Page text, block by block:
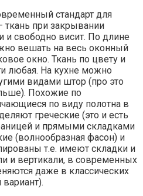
стандарт для
ткань при закрывании
и свободно висит. По длине
вешать на весь оконный
окно. Ткань по цвету и
любая. На кухне можно
видами штор (про это
Похожие по
по виду полотна в
греческие (это и есть
и прямыми складками
(волнообразная фасон) и
т.е. имеют складки и
и вертикали, в современных
даже в классических